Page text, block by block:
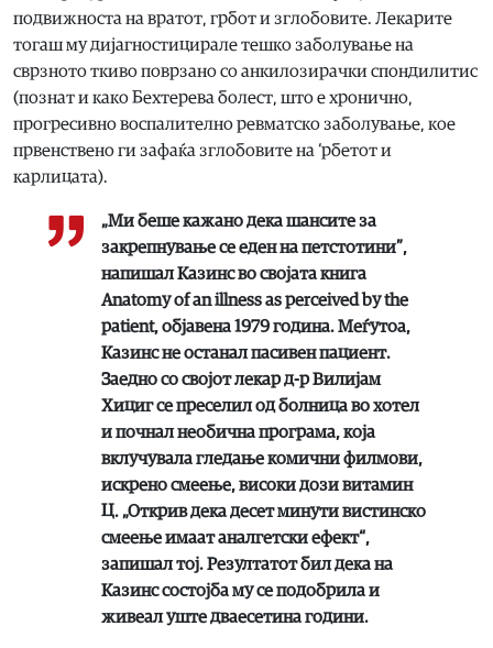
подвижноста на вратот, грбот и зглобовите. Лекарите
тогаш му дијагностицирале тешко заболување на
сврзното ткиво поврзано со анкилозирачки спондилитис
(познат и како Бехтерева болест, што е хронично,
прогресивно воспалително ревматско заболување, кое
првенствено ги зафаќа зглобовите на ‘рбетот и
карлицата).
„Ми беше кажано дека шансите за
закрепнување се еден на петстотини”,
напишал Казинс во својата книга
Anatomy of an illness as perceived by the
patient, објавена 1979 година. Меѓутоа,
Казинс не останал пасивен пациент.
Заедно со својот лекар д-р Вилијам
Хициг се преселил од болница во хотел
и почнал необична програма, која
вклучувала гледање комични филмови,
искрено смеење, високи дози витамин
Ц. „Открив дека десет минути вистинско
смеење имаат аналгетски ефект“,
запишал тој. Резултатот бил дека на
Казинс состојба му се подобрила и
живеал уште дваесетина години.